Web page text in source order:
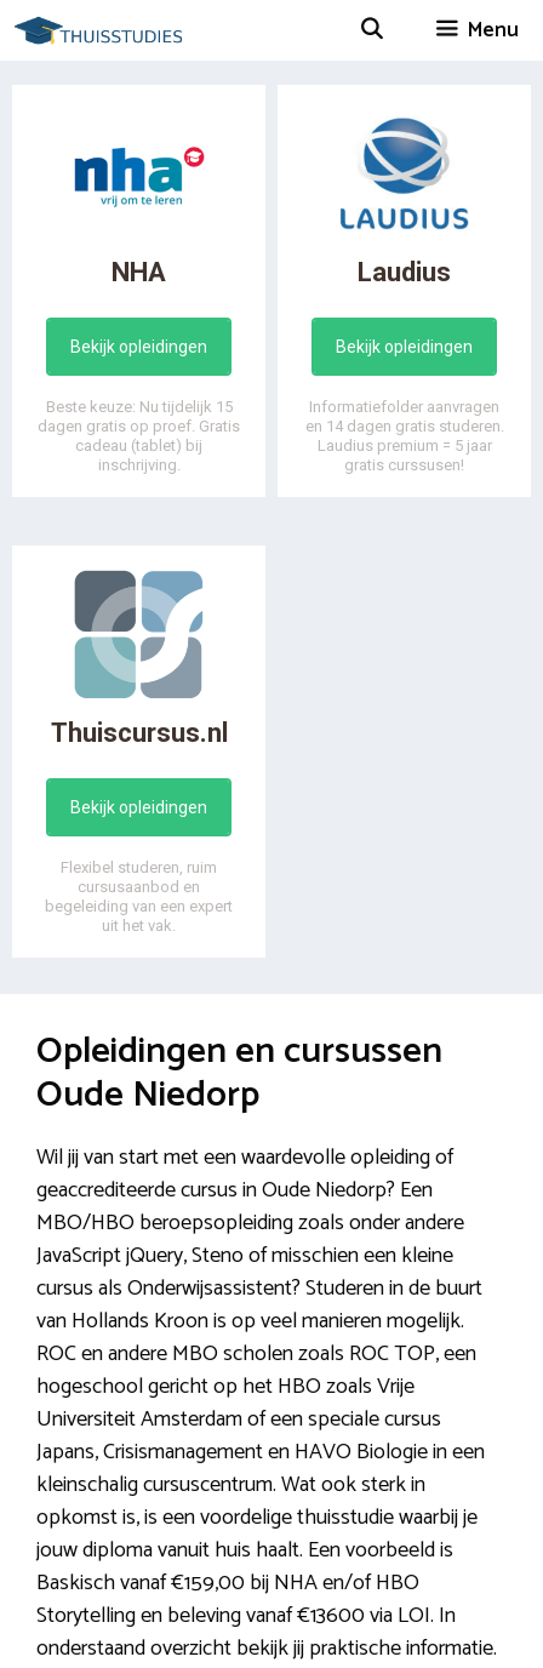
Spring
naar
Menu
NHA
Bekijk opleidingen
Beste keuze: Nu tijdelijk 15
dagen gratis op proef. Gratis
cadeau (tablet) bij
inschrijving.
Laudius
Bekijk opleidingen
Informatiefolder aanvragen
en 14 dagen gratis studeren.
Laudius premium = 5 jaar
gratis curssusen!
Thuiscursus.nl
Bekijk opleidingen
Flexibel studeren, ruim
cursusaanbod en
begeleiding van een expert
uit het vak.
Opleidingen en cursussen
Oude Niedorp
Wil jij van start met een waardevolle opleiding of
geaccrediteerde cursus in Oude Niedorp? Een
MBO/HBO beroepsopleiding zoals onder andere
JavaScript jQuery, Steno of misschien een kleine
cursus als Onderwijsassistent? Studeren in de buurt
van Hollands Kroon is op veel manieren mogelijk.
ROC en andere MBO scholen zoals ROC TOP, een
hogeschool gericht op het HBO zoals Vrije
Universiteit Amsterdam of een speciale cursus
Japans, Crisismanagement en HAVO Biologie in een
kleinschalig cursuscentrum. Wat ook sterk in
opkomst is, is een voordelige thuisstudie waarbij je
jouw diploma vanuit huis haalt. Een voorbeeld is
Baskisch vanaf €159,00 bij NHA en/of HBO
Storytelling en beleving vanaf €13600 via LOI. In
onderstaand overzicht bekijk jij praktische informatie.